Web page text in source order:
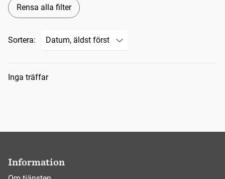
Rensa alla filter
Sortera:
Sökresultat
Inga träffar
Information